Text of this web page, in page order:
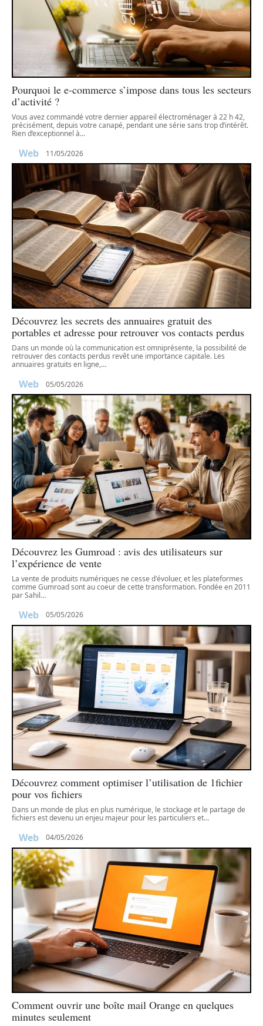
Pourquoi le e-commerce s’impose dans tous les secteurs
d’activité ?
Vous avez commandé votre dernier appareil électroménager à 22 h 42,
précisément, depuis votre canapé, pendant une série sans trop d’intérêt.
Rien d’exceptionnel à…
Web 11/05/2026
Découvrez les secrets des annuaires gratuit des
portables et adresse pour retrouver vos contacts perdus
Dans un monde où la communication est omniprésente, la possibilité de
retrouver des contacts perdus revêt une importance capitale. Les
annuaires gratuits en ligne,…
Web 05/05/2026
Découvrez les Gumroad : avis des utilisateurs sur
l’expérience de vente
La vente de produits numériques ne cesse d'évoluer, et les plateformes
comme Gumroad sont au coeur de cette transformation. Fondée en 2011
par Sahil…
Web 05/05/2026
Découvrez comment optimiser l’utilisation de 1fichier
pour vos fichiers
Dans un monde de plus en plus numérique, le stockage et le partage de
fichiers est devenu un enjeu majeur pour les particuliers et…
Web 04/05/2026
Comment ouvrir une boîte mail Orange en quelques
minutes seulement